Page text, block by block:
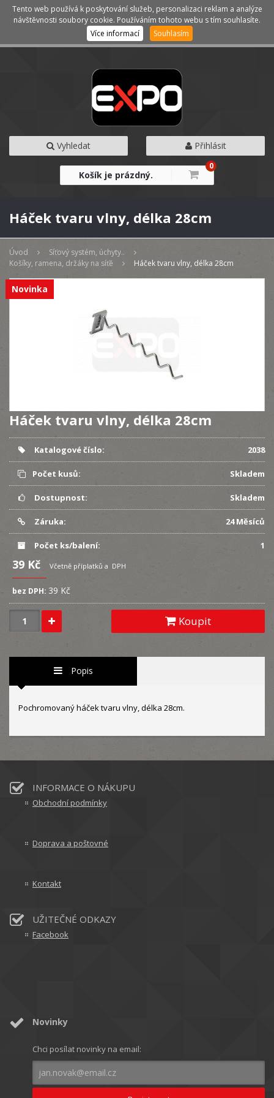
Kategorie Menu
Vyhledat Přihlásit
Košík je prázdný.
0
Háček tvaru vlny, délka 28cm
Úvod
Síťový systém, úchyty..
Košíky, ramena, držáky na síťě
Háček tvaru vlny, délka 28cm
Novinka
Háček tvaru vlny, délka 28cm
Katalogové číslo: 2038
Počet kusů: Skladem
Dostupnost: Skladem
Záruka: 24 Měsíců
Počet ks/balení: 1
39 Kč Včetně příplatků a DPH
bez DPH: 39 Kč
Koupit
Popis
Pochromovaný háček tvaru vlny, délka 28cm.
INFORMACE O NÁKUPU
Obchodní podmínky
Doprava a poštovné
Kontakt
UŽITEČNÉ ODKAZY
Facebook
Novinky
Chci posílat novinky na email:
Tento web používá k poskytování služeb, personalizaci reklam a analýze
návštěvnosti soubory cookie. Používáním tohoto webu s tím souhlasíte.
Více informací
Souhlasím